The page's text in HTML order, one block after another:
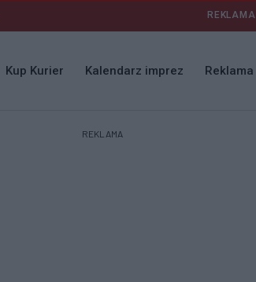
REKLAMA
Kup Kurier Kalendarz imprez Reklama
REKLAMA